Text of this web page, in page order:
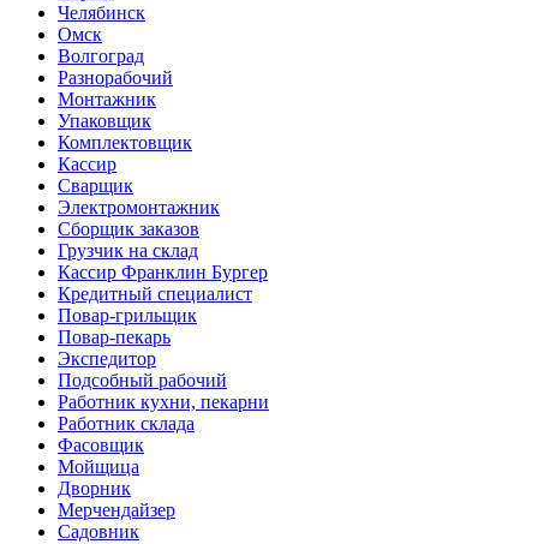
Челябинск
Омск
Волгоград
Разнорабочий
Монтажник
Упаковщик
Комплектовщик
Кассир
Сварщик
Электромонтажник
Сборщик заказов
Грузчик на склад
Кассир Франклин Бургер
Кредитный специалист
Повар-грильщик
Повар-пекарь
Экспедитор
Подсобный рабочий
Работник кухни, пекарни
Работник склада
Фасовщик
Мойщица
Дворник
Мерчендайзер
Садовник